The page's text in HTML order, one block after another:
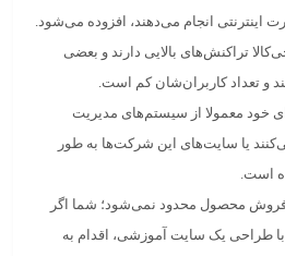
اینترنتی انجام می‌دهند، افزوده می‌شود.
تراکنش‌های بالایی دارند و بعضی
و تعداد کاربران‌شان کم است.
خود معمولا از سیستم‌های مدیریت
یا سایت‌های این شرکت‌ها به طور
است.
محصول محدود نمی‌شود؛ شما اگر
با طراحی یک سایت آموزشی، اقدام به